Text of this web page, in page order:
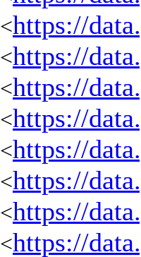
<https://
<https://
<https://
<https://
<https://
<https://
<https://
<https://